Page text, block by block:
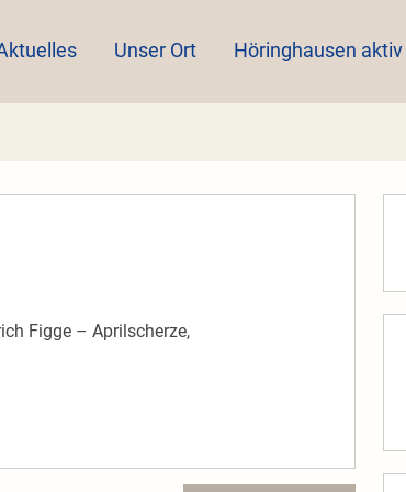
Unser Ort Höringhausen aktiv
Figge – Aprilscherze,